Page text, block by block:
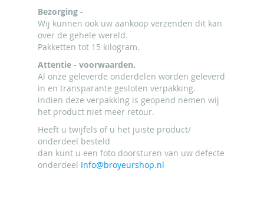
Bezorging -
Wij kunnen ook uw aankoop verzenden dit kan
over de gehele wereld.
Pakketten tot 15 kilogram.
Attentie - voorwaarden.
Al onze geleverde onderdelen worden geleverd
in en transparante gesloten verpakking.
indien deze verpakking is geopend nemen wij
het product niet meer retour.
Heeft u twijfels of u het juiste product/
onderdeel besteld
dan kunt u een foto doorsturen van uw defecte
onderdeel Info@broyeurshop.nl